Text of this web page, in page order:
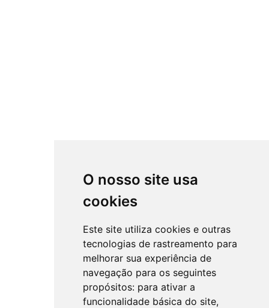
O nosso site usa
cookies
Este site utiliza cookies e outras
tecnologias de rastreamento para
melhorar sua experiência de
navegação para os seguintes
propósitos: para ativar a
funcionalidade básica do site,